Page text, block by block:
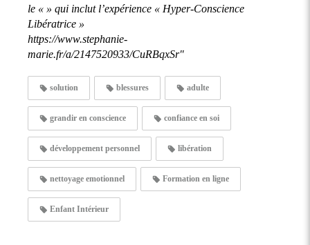
le « » qui inclut l’expérience « Hyper-Conscience
Libératrice »
https://www.stephanie-
marie.fr/a/2147520933/CuRBqxSr"
solution blessures adulte
grandir en conscience confiance en soi
développement personnel libération
nettoyage emotionnel Formation en ligne
Enfant Intérieur